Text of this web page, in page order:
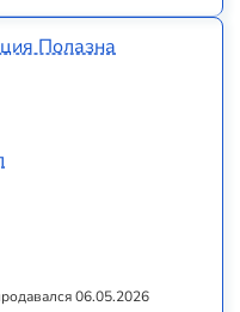
Полазна
06.05.2026